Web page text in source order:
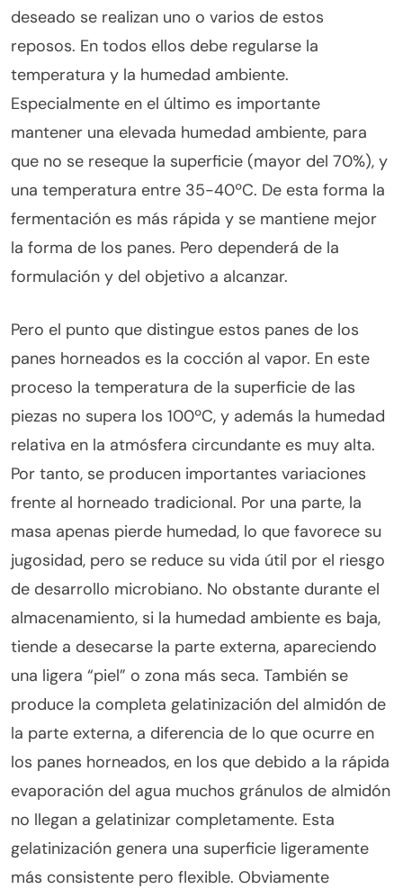
deseado se realizan uno o varios de estos
reposos. En todos ellos debe regularse la
temperatura y la humedad ambiente.
Especialmente en el último es importante
mantener una elevada humedad ambiente, para
que no se reseque la superficie (mayor del 70%), y
una temperatura entre 35-40ºC. De esta forma la
fermentación es más rápida y se mantiene mejor
la forma de los panes. Pero dependerá de la
formulación y del objetivo a alcanzar.
Pero el punto que distingue estos panes de los
panes horneados es la cocción al vapor. En este
proceso la temperatura de la superficie de las
piezas no supera los 100ºC, y además la humedad
relativa en la atmósfera circundante es muy alta.
Por tanto, se producen importantes variaciones
frente al horneado tradicional. Por una parte, la
masa apenas pierde humedad, lo que favorece su
jugosidad, pero se reduce su vida útil por el riesgo
de desarrollo microbiano. No obstante durante el
almacenamiento, si la humedad ambiente es baja,
tiende a desecarse la parte externa, apareciendo
una ligera “piel” o zona más seca. También se
produce la completa gelatinización del almidón de
la parte externa, a diferencia de lo que ocurre en
los panes horneados, en los que debido a la rápida
evaporación del agua muchos gránulos de almidón
no llegan a gelatinizar completamente. Esta
gelatinización genera una superficie ligeramente
más consistente pero flexible. Obviamente